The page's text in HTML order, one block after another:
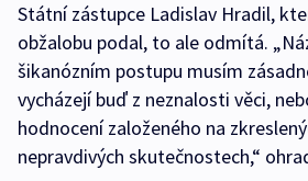
Státní zástupce Ladislav Hradil,
obžalobu podal, to ale odmítá.
šikanózním postupu musím
vycházejí buď z neznalosti věci,
hodnocení založeného na
nepravdivých skutečnostech,“